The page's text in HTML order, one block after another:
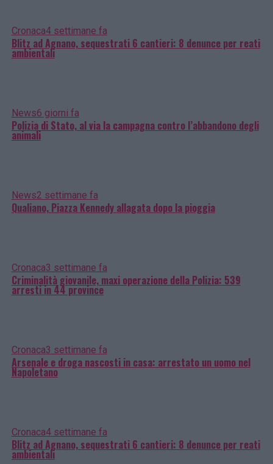
Cronaca4 settimane fa
Blitz ad Agnano, sequestrati 6 cantieri: 8 denunce per reati
ambientali
News6 giorni fa
Polizia di Stato, al via la campagna contro l’abbandono degli
animali
News2 settimane fa
Qualiano, Piazza Kennedy allagata dopo la pioggia
Cronaca3 settimane fa
Criminalità giovanile, maxi operazione della Polizia: 539
arresti in 44 province
Cronaca3 settimane fa
Arsenale e droga nascosti in casa: arrestato un uomo nel
Napoletano
Cronaca4 settimane fa
Blitz ad Agnano, sequestrati 6 cantieri: 8 denunce per reati
ambientali